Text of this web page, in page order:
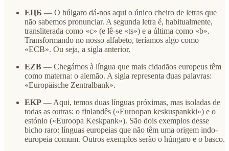
ЕЦБ — O búlgaro dá-nos aqui o único cheiro de letras que
não sabemos pronunciar. A segunda letra é, habitualmente,
transliterada como «c» (e lê-se «ts») e a última como «b».
Transformando no nosso alfabeto, teríamos algo como
«ECB». Ou seja, a sigla anterior.
EZB — Chegámos à língua que mais cidadãos europeus têm
como materna: o alemão. A sigla representa duas palavras:
«Europäische Zentralbank».
EKP — Aqui, temos duas línguas próximas, mas isoladas de
todas as outras: o finlandês («Euroopan keskuspankki») e o
estónio («Euroopa Keskpank»). São dois exemplos desse
bicho raro: línguas europeias que não têm uma origem indo-
europeia comum. Outros exemplos serão o húngaro e o basco.